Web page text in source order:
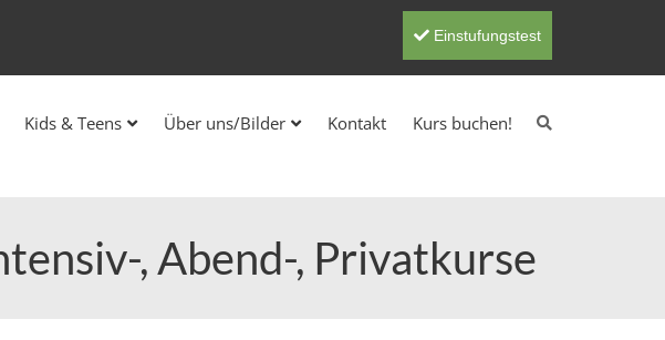
Einstufungstest
Kids & Teens Über uns/Bilder Kontakt Kurs buchen!
, Abend-, Privatkurse